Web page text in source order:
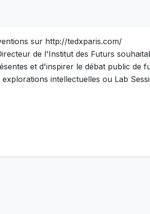
sur http://tedxparis.com/
de l'Institut des Futurs
et d'inspirer le débat public de
intellectuelles ou Lab